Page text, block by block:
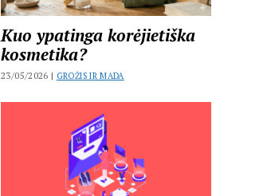
Kuo ypatinga korėjietiška
kosmetika?
23/05/2026 | GROŽIS IR MADA